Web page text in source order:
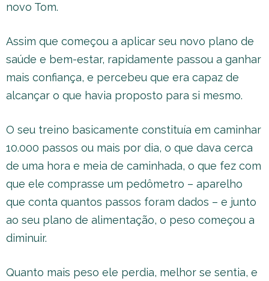
novo Tom.
Assim que começou a aplicar seu novo plano de
saúde e bem-estar, rapidamente passou a ganhar
mais confiança, e percebeu que era capaz de
alcançar o que havia proposto para si mesmo.
O seu treino basicamente constituía em caminhar
10.000 passos ou mais por dia, o que dava cerca
de uma hora e meia de caminhada, o que fez com
que ele comprasse um pedômetro – aparelho
que conta quantos passos foram dados – e junto
ao seu plano de alimentação, o peso começou a
diminuir.
Quanto mais peso ele perdia, melhor se sentia, e